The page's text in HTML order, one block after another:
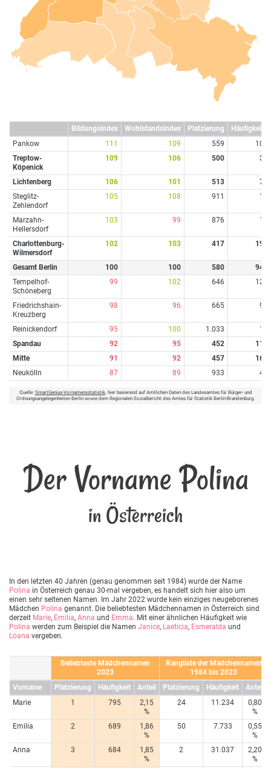
Bildungsindex Wohlstandsindex Platzierung Häufigkeit
Pankow
111 109 559
10
Treptow-
Köpenick
109 106 500 3
Lichtenberg 106 101 513
7
Steglitz-
Zehlendorf
105 108 911 1
Marzahn-
Hellersdorf
103 99 876 1
Charlottenburg-
Wilmersdorf
102 103 417 19
Gesamt Berlin 100 100 580
94
Tempelhof-
Schöneberg
99 102 646 12
Friedrichshain-
Kreuzberg
98 96 665 9
Reinickendorf 95 100 1.033
1
Spandau
92 95 452
11
Mitte
91 92 457
16
Neukölln
87 89 933 4
Quelle: SmartGenius-Vornamensstatistik, hier basierend auf Amtlichen Daten des Landesamtes für Bürger- und
Ordnungsangelegenheiten Berlin sowie dem Regionalen Sozialbericht des Amtes für Statistik Berlin-Brandenburg.
Der Vorname Polina
in Österreich
In den letzten 40 Jahren (genau genommen seit 1984) wurde der Name
Polina in Österreich genau 30-mal vergeben, es handelt sich hier also um
einen sehr seltenen Namen. Im Jahr 2022 wurde kein einziges neugeborenes
Mädchen Polina genannt. Die beliebtesten Mädchennamen in Österreich sind
derzeit Marie, Emilia, Anna und Emma. Mit einer ähnlichen Häufigkeit wie
Polina werden zum Beispiel die Namen Janice, Laeticia, Esmeralda und
Loana vergeben.
Beliebteste Mädchennamen
2023
Rangliste der Mädchennamen
1984 bis 2023
Vorname
Platzierung Häufigkeit Anteil Platzierung Häufigkeit
Anteil
Marie
1 795
2,15
%
24 11.234
0,80
%
Emilia
2 689
1,86
%
50 7.733
0,55
%
Anna
3 684
1,85
%
2 31.037
2,20
%